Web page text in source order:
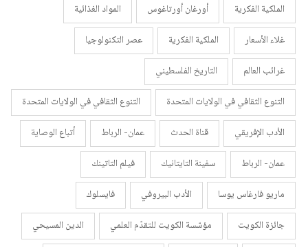
الملكية الفكرية
أورغان أورتاغوس
المواد الغذائية
غلاء الأسعار
الملكية الفكرية
عصر التكنولوجيا
غرائب العالم
التاريخ الفلسطيني
التنوع الثقافي في الولايات المتحدة
التنوع الثقافي في الولايات المتحدة
الأدب الإفريقي
قناة الحدث عمان- الرباط
أتباع الوصاية
عمان- الرباط
سفينة التايتانيك
فيلم التاتينك
ماريو فارغاس يوسا
الأدب البيروفي
فايسلوك
جائزة الكويت
مؤسّسة الكويت للتقدّم العلمي
الدين المسيحي